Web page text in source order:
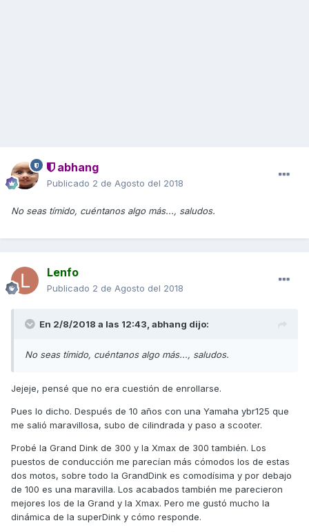
abhang
Publicado 2 de Agosto del 2018
No seas tímido, cuéntanos algo más..., saludos.
Lenfo
Publicado 2 de Agosto del 2018
En 2/8/2018 a las 12:43, abhang dijo:
No seas tímido, cuéntanos algo más..., saludos.
Jejeje, pensé que no era cuestión de enrollarse.
Pues lo dicho. Después de 10 años con una Yamaha ybr125 que
me salió maravillosa, subo de cilindrada y paso a scooter.
Probé la Grand Dink de 300 y la Xmax de 300 también. Los
puestos de conducción me parecían más cómodos los de estas
dos motos, sobre todo la GrandDink es comodísima y por debajo
de 100 es una maravilla. Los acabados también me parecieron
mejores los de la Grand y la Xmax. Pero me gustó mucho la
dinámica de la superDink y cómo responde.